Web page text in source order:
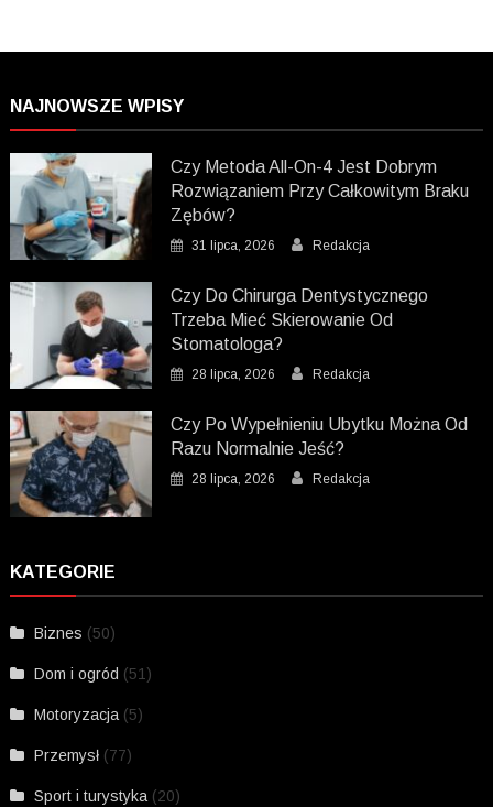
NAJNOWSZE WPISY
Czy Metoda All-On-4 Jest Dobrym
Rozwiązaniem Przy Całkowitym Braku
Zębów?
31 lipca, 2026 Redakcja
Czy Do Chirurga Dentystycznego
Trzeba Mieć Skierowanie Od
Stomatologa?
28 lipca, 2026 Redakcja
Czy Po Wypełnieniu Ubytku Można Od
Razu Normalnie Jeść?
28 lipca, 2026 Redakcja
KATEGORIE
Biznes (50)
Dom i ogród (51)
Motoryzacja (5)
Przemysł (77)
Sport i turystyka (20)